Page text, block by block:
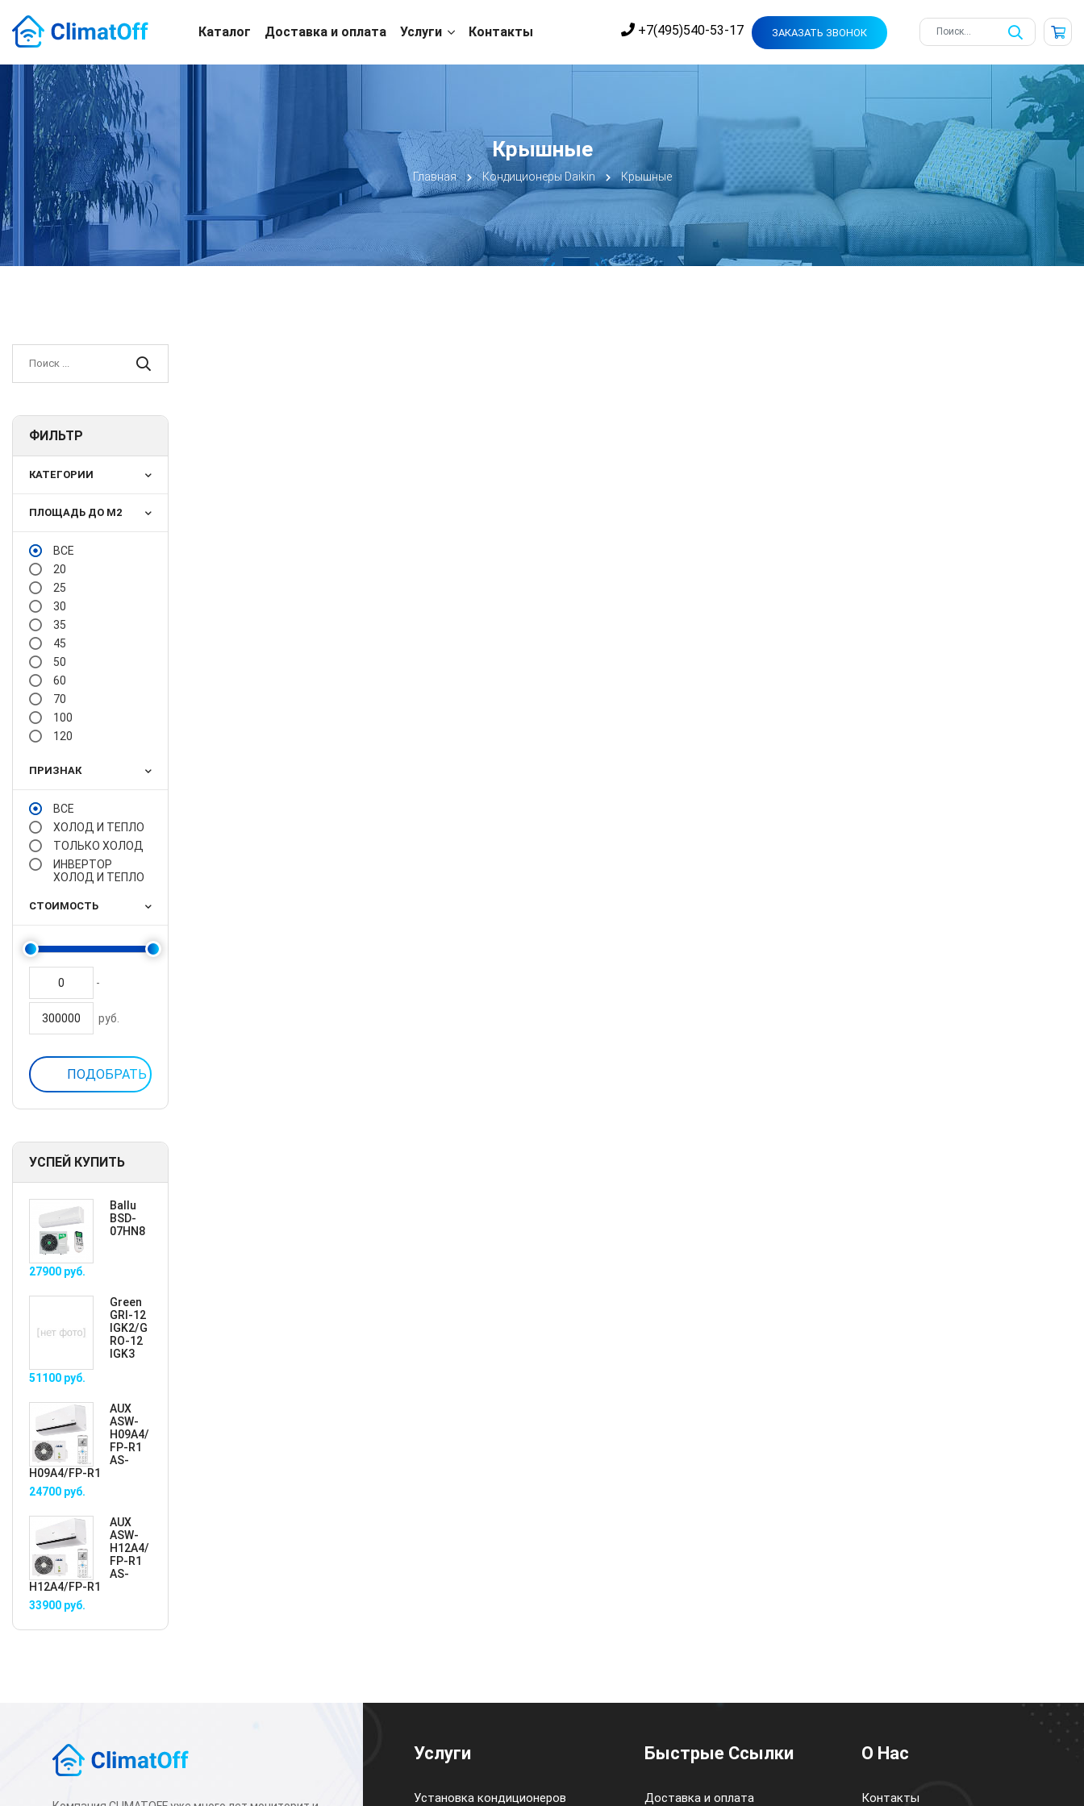
+7(495)540-53-17 ЗАКАЗАТЬ ЗВОНОК
Каталог Доставка и оплата Услуги Контакты
Крышные
Главная Кондиционеры Daikin Крышные
ФИЛЬТР
КАТЕГОРИИ
ПЛОЩАДЬ ДО М2
ВСЕ
20
25
30
35
45
50
60
70
100
120
ПРИЗНАК
ВСЕ
ХОЛОД И ТЕПЛО
ТОЛЬКО ХОЛОД
ИНВЕРТОР
ХОЛОД И ТЕПЛО
СТОИМОСТЬ
-
руб.
УСПЕЙ КУПИТЬ
Ballu
BSD-
07HN8
27900 руб.
Green
GRI-12
IGK2/G
RO-12
IGK3
51100 руб.
AUX
ASW-
H09A4/
FP-R1
AS-
H09A4/FP-R1
24700 руб.
AUX
ASW-
H12A4/
FP-R1
AS-
H12A4/FP-R1
33900 руб.
Услуги
Установка кондиционеров
Быстрые Ссылки
Доставка и оплата
О Нас
Контакты